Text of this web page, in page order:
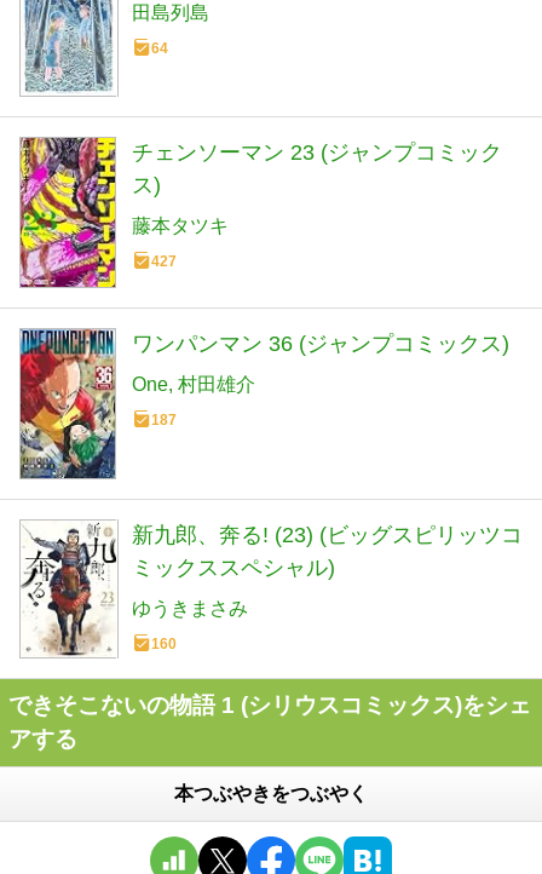
田島列島
64
チェンソーマン 23 (ジャンプコミック
ス)
藤本タツキ
427
ワンパンマン 36 (ジャンプコミックス)
One 村田雄介
187
新九郎、奔る! (23) (ビッグスピリッツコ
ミックススペシャル)
ゆうきまさみ
160
できそこないの物語 1 (シリウスコミックス)をシェ
アする
本つぶやきをつぶやく